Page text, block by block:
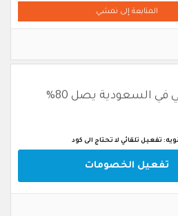
المتابعة إلى نمشي
السعودية يصل 80%
تفعيل تلقائي لا تحتاج الى كود
تفعيل الخصومات